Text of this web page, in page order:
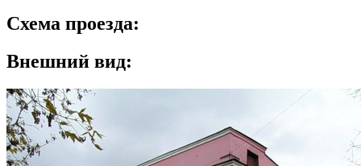
Схема проезда:
Внешний вид: